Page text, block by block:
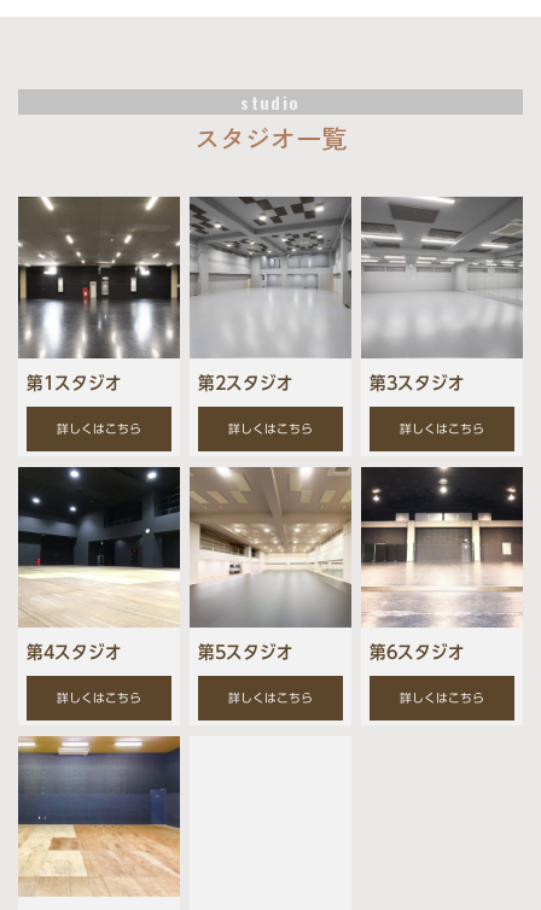
studio
スタジオ一覧
第1スタジオ
詳しくはこちら
第2スタジオ
詳しくはこちら
第3スタジオ
詳しくはこちら
第4スタジオ
詳しくはこちら
第5スタジオ
詳しくはこちら
第6スタジオ
詳しくはこちら